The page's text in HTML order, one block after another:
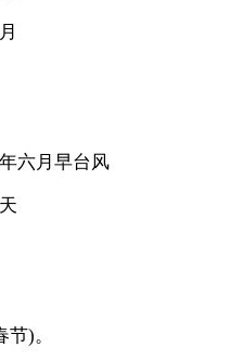
六月早台风
)。